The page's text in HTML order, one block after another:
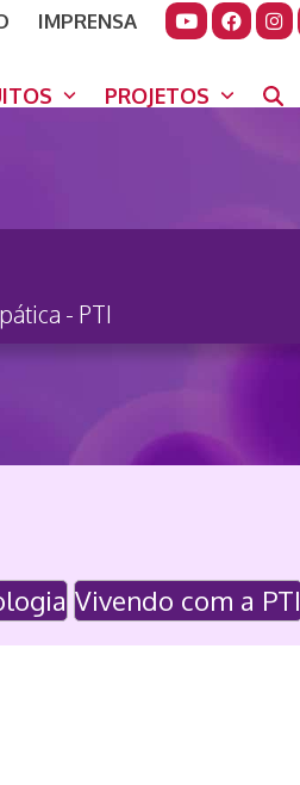
IMPRENSA
PROJETOS
- PTI
Vivendo com a PTI